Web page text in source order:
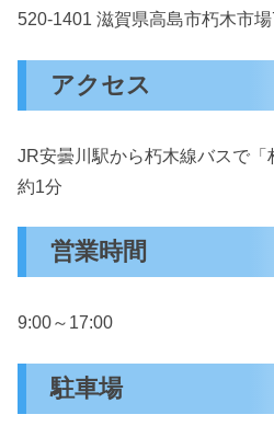
520-1401 滋賀県高島市朽木市
アクセス
JR安曇川駅から朽木線バスで
約1分
営業時間
9:00～17:00
駐車場